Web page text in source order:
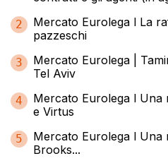
2
Mercato Eurolega l La
pazzeschi
3
Mercato Eurolega |
Tel Aviv
4
Mercato Eurolega l Una
e Virtus
5
Mercato Eurolega l Una
Brooks...